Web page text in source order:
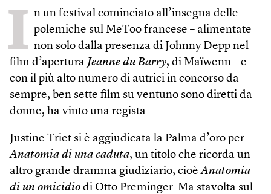
I n un festival cominciato all’insegna delle
polemiche sul MeToo francese – alimentate
non solo dalla presenza di Johnny Depp nel
film d’apertura Jeanne du Barry, di Maïwenn – e
con il più alto numero di autrici in concorso da
sempre, ben sette film su ventuno sono diretti da
donne, ha vinto una regista.
Justine Triet si è aggiudicata la Palma d’oro per
Anatomia di una caduta, un titolo che ricorda un
altro grande dramma giudiziario, cioèAnatomia
di un omicidio di Otto Preminger. Ma stavolta sul